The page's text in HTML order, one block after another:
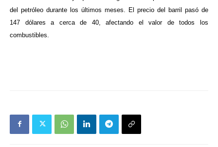
del petróleo durante los últimos meses. El precio del barril pasó de
147 dólares a cerca de 40, afectando el valor de todos los
combustibles.